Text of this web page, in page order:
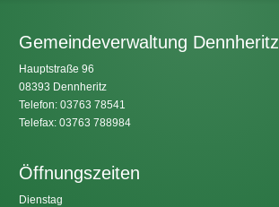
Gemeindeverwaltung Dennheritz
Hauptstraße 96
08393 Dennheritz
Telefon: 03763 78541
Telefax: 03763 788984
Öffnungszeiten
Dienstag